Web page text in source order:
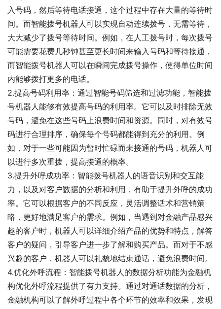
入号码，然后等待电话接通，这个过程中存在大量的等待时
间。而智能拨号机器人可以实现自动连续拨号，无需等待，
大大减少了拨号等待时间。例如，在人工拨号时，每次拨号
可能需要花费几秒钟甚至更长时间来输入号码和等待接通，
而智能拨号机器人可以在瞬间完成拨号操作，使得单位时间
内能够拨打更多的电话。
2.提高号码利用率：通过智能号码筛选和过滤功能，智能拨
号机器人能够有效提高号码的利用率。它可以及时排除无效
号码，避免在这些号码上浪费时间和资源。同时，对有效号
码进行合理排序，确保每个号码都能得到充分的利用。例
如，对于一些可能因为暂时忙碌而未接通的号码，机器人可
以进行多次重拨，提高接通的概率。
3.提升外呼成功率：智能拨号机器人的语音识别和交互能
力，以及对客户数据的分析和利用，有助于提升外呼的成功
率。它可以根据客户的不同反应，灵活调整话术和营销策
略，更好地满足客户的需求。例如，当遇到对金融产品感兴
趣的客户时，机器人可以详细介绍产品的优势和特点，解答
客户的疑问，引导客户进一步了解和购买产品。而对于不感
兴趣的客户，机器人可以礼貌地结束通话，避免浪费时间。
4.优化外呼流程：智能拨号机器人的数据分析功能为金融机
构优化外呼流程提供了有力支持。通过对通话数据的分析，
金融机构可以了解外呼过程中各个环节的效率和效果，发现